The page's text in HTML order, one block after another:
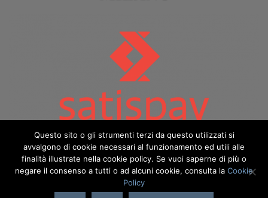
Copyright 2026 ©️ Eurottica & Vanzina - eurotticavanzina.it è
Questo sito o gli strumenti terzi da questo utilizzati si
avvalgono di cookie necessari al funzionamento ed utili alle
finalità illustrate nella cookie policy. Se vuoi saperne di più o
negare il consenso a tutti o ad alcuni cookie, consulta la Cookie
Policy